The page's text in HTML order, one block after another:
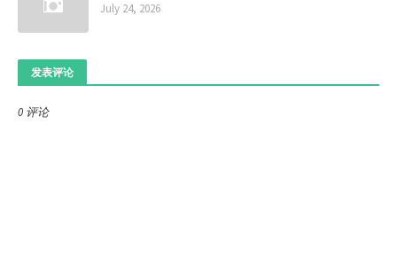
July 24, 2026
发表评论
0 评论